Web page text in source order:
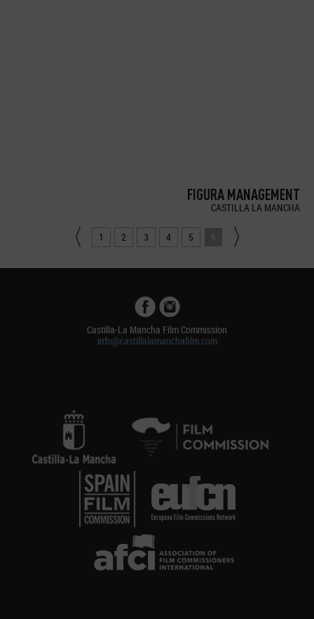
FIGURA MANAGEMENT
CASTILLA LA MANCHA
1 2 3 4 5 6
Castilla-La Mancha Film Commission
info@castillalamanchafilm.com